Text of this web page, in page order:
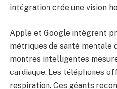
intégration crée une vision
Apple et Google intègrent
métriques de santé mentale
montres intelligentes
cardiaque. Les téléphones
respiration. Ces géants